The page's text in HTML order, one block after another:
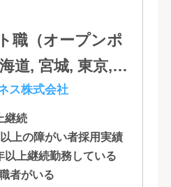
職（オープンポ
広島, 香川, 福岡
ス株式会社
継続
上の障がい者採用実績
以上継続勤務している
者がいる